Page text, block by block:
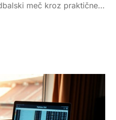
meč kroz praktične…